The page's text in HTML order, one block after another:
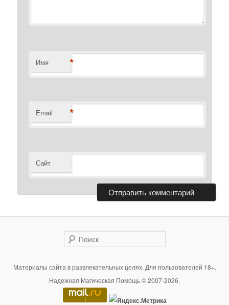
Имя *
Email *
Сайт
Поиск
Материалы сайта в развлекательных целях. Для пользователей 18+.
Надежная Магическая Помощь © 2007-2026.